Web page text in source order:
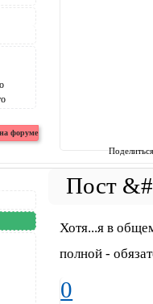
Хотя...я в
полной -
0